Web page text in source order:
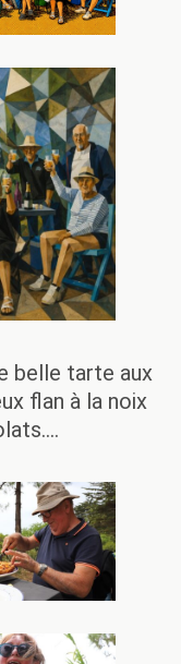
belle tarte aux
flan à la noix